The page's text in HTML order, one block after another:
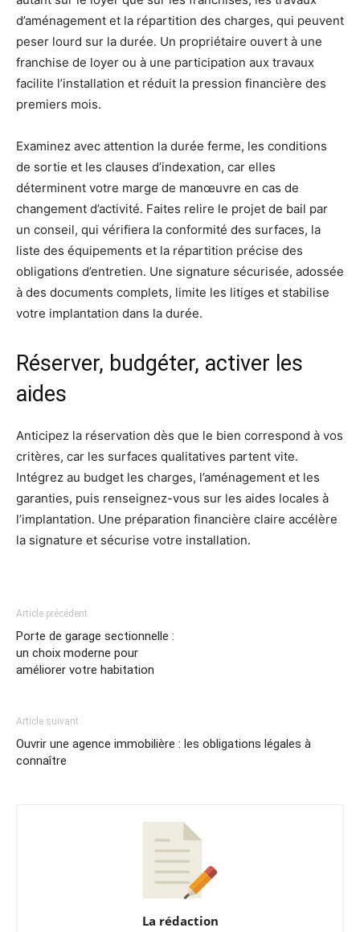
d’aménagement et la répartition des charges, qui peuvent
peser lourd sur la durée. Un propriétaire ouvert à une
franchise de loyer ou à une participation aux travaux
facilite l’installation et réduit la pression financière des
premiers mois.
Examinez avec attention la durée ferme, les conditions
de sortie et les clauses d’indexation, car elles
déterminent votre marge de manœuvre en cas de
changement d’activité. Faites relire le projet de bail par
un conseil, qui vérifiera la conformité des surfaces, la
liste des équipements et la répartition précise des
obligations d’entretien. Une signature sécurisée, adossée
à des documents complets, limite les litiges et stabilise
votre implantation dans la durée.
Réserver, budgéter, activer les
aides
Anticipez la réservation dès que le bien correspond à vos
critères, car les surfaces qualitatives partent vite.
Intégrez au budget les charges, l’aménagement et les
garanties, puis renseignez-vous sur les aides locales à
l’implantation. Une préparation financière claire accélère
la signature et sécurise votre installation.
Article précédent
Porte de garage sectionnelle :
un choix moderne pour
améliorer votre habitation
Article suivant
Ouvrir une agence immobilière : les obligations légales à
connaître
La rédaction